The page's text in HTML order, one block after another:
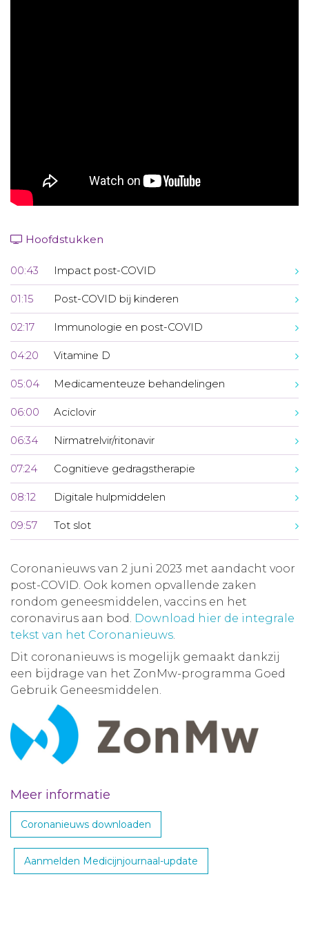
Hoofdstukken
00:43 Impact post-COVID
01:15 Post-COVID bij kinderen
02:17 Immunologie en post-COVID
04:20 Vitamine D
05:04 Medicamenteuze behandelingen
06:00 Aciclovir
06:34 Nirmatrelvir/ritonavir
07:24 Cognitieve gedragstherapie
08:12 Digitale hulpmiddelen
09:57 Tot slot
Coronanieuws van 2 juni 2023 met aandacht voor
post-COVID. Ook komen opvallende zaken
rondom geneesmiddelen, vaccins en het
coronavirus aan bod. Download hier de integrale
tekst van het Coronanieuws.
Dit coronanieuws is mogelijk gemaakt dankzij
een bijdrage van het ZonMw-programma Goed
Gebruik Geneesmiddelen.
Meer informatie
Coronanieuws downloaden
Aanmelden Medicijnjournaal-update